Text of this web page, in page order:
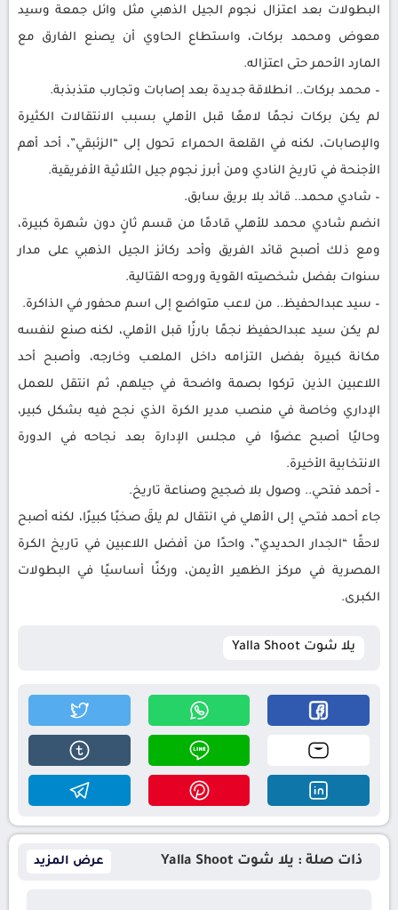
البطولات بعد اعتزال نجوم الجيل الذهبي مثل وائل جمعة وسيد
معوض ومحمد بركات، واستطاع الحاوي أن يصنع الفارق مع
المارد الأحمر حتى اعتزاله.
– محمد بركات.. انطلاقة جديدة بعد إصابات وتجارب متذبذبة.
لم يكن بركات نجمًا لامعًا قبل الأهلي بسبب الانتقالات الكثيرة
والإصابات، لكنه في القلعة الحمراء تحول إلى “الزئبقي”، أحد أهم
الأجنحة في تاريخ النادي ومن أبرز نجوم جيل الثلاثية الأفريقية.
– شادي محمد.. قائد بلا بريق سابق.
انضم شادي محمد للأهلي قادمًا من قسم ثانٍ دون شهرة كبيرة،
ومع ذلك أصبح قائد الفريق وأحد ركائز الجيل الذهبي على مدار
سنوات بفضل شخصيته القوية وروحه القتالية.
– سيد عبدالحفيظ.. من لاعب متواضع إلى اسم محفور في الذاكرة.
لم يكن سيد عبدالحفيظ نجمًا بارزًا قبل الأهلي، لكنه صنع لنفسه
مكانة كبيرة بفضل التزامه داخل الملعب وخارجه، وأصبح أحد
اللاعبين الذين تركوا بصمة واضحة في جيلهم، ثم انتقل للعمل
الإداري وخاصة في منصب مدير الكرة الذي نجح فيه بشكل كبير،
وحاليًا أصبح عضوًا في مجلس الإدارة بعد نجاحه في الدورة
الانتخابية الأخيرة.
– أحمد فتحي.. وصول بلا ضجيج وصناعة تاريخ.
جاء أحمد فتحي إلى الأهلي في انتقال لم يلقَ صخبًا كبيرًا، لكنه أصبح
لاحقًا “الجدار الحديدي”، واحدًا من أفضل اللاعبين في تاريخ الكرة
المصرية في مركز الظهير الأيمن، وركنًا أساسيًا في البطولات
الكبرى.
يلا شوت Yalla Shoot
ذات صلة : يلا شوت Yalla Shoot عرض المزيد